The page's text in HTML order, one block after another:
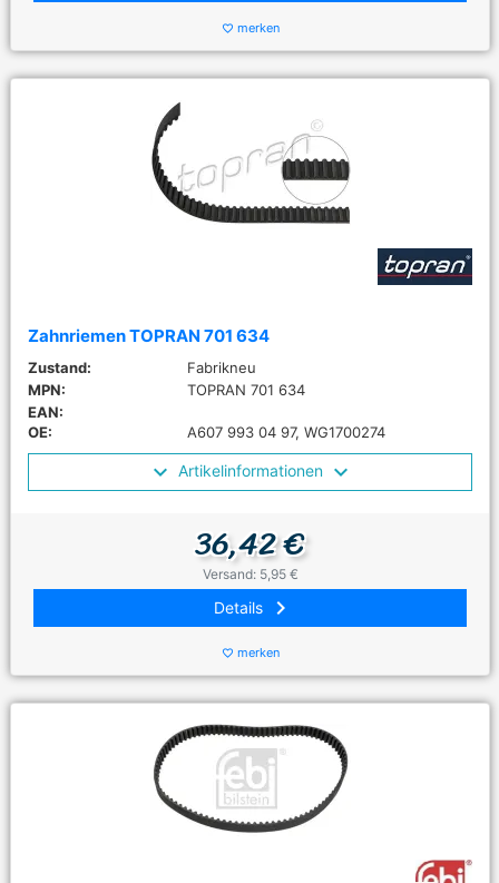
favorite_border merken
Zahnriemen TOPRAN 701 634
Zustand:
Fabrikneu
MPN:
TOPRAN 701 634
EAN:
OE:
A607 993 04 97, WG1700274
Artikelinformationen
36,42 €
Versand: 5,95 €
Details keyboard_arrow_right
favorite_border merken